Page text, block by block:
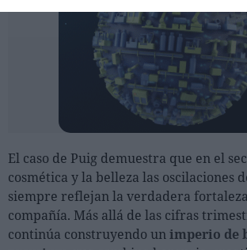
El caso de Puig demuestra que en el
cosmética y la belleza las oscilaciones
siempre reflejan la verdadera
compañía. Más allá de las cifras
continúa construyendo unimperio de